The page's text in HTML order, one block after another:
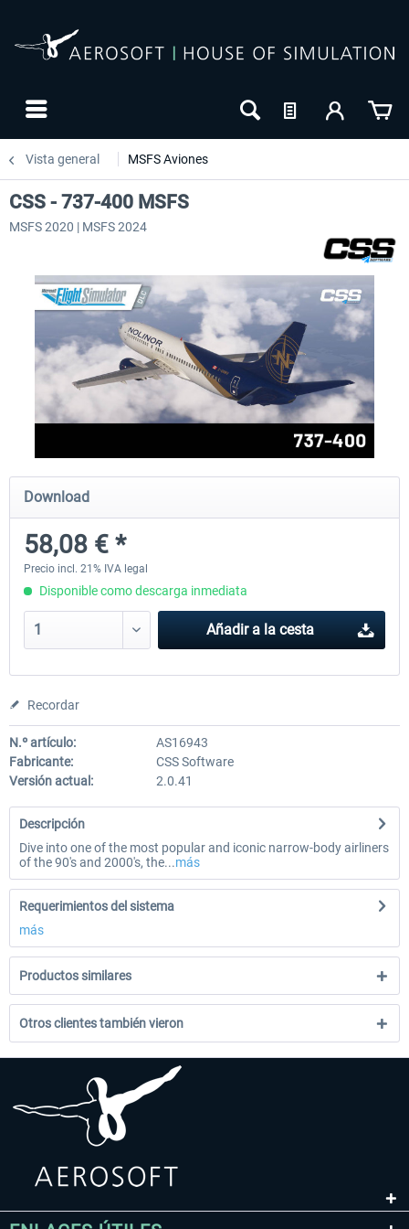
Vista general MSFS Aviones
FlightSim Studio - E-Jets 170/175
40,62 € *
Aerosoft Aircraft A340-
CSS - 737-400 MSFS
MSFS 2020 | MSFS 2024
Download
58,08 € *
Precio incl. 21% IVA legal
Disponible como descarga inmediata
Añadir a la cesta
Recordar
N.º artículo:
AS16943
Fabricante:
CSS Software
Versión actual:
2.0.41
Descripción
Dive into one of the most popular and iconic narrow-body airliners
of the 90's and 2000's, the...más
Requerimientos del sistema
más
Productos similares
Otros clientes también vieron